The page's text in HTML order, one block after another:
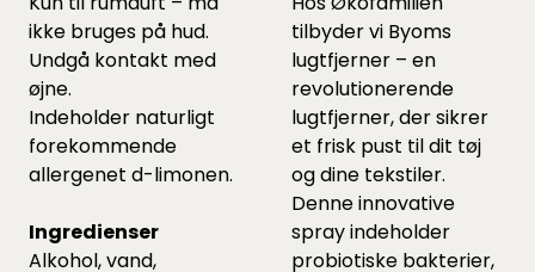
ikke bruges på hud.
Undgå kontakt med
øjne.
Indeholder naturligt
forekommende
allergenet d-limonen.
Ingredienser
Alkohol, vand,
tilbyder vi Byoms
lugtfjerner – en
revolutionerende
lugtfjerner, der sikrer
et frisk pust til dit tøj
og dine tekstiler.
Denne innovative
spray indeholder
probiotiske bakterier,